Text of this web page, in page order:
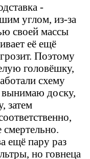
-
углом, из-за
своей массы
её ещё
Поэтому
головёшку,
схему
вынимаю доску,
затем
ещё пару раз
но говнеца